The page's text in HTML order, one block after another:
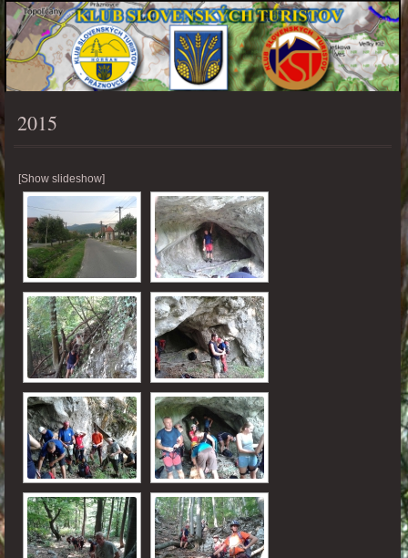
2015
[Show slideshow]